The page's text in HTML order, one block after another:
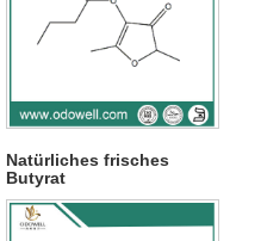
Natürliches frisches
Butyrat